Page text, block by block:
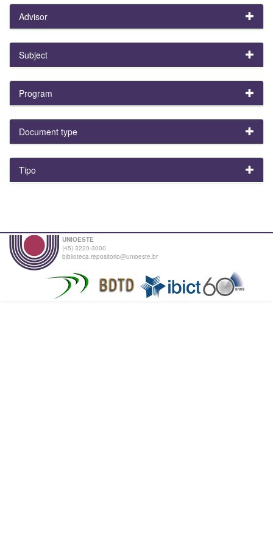
Advisor
Subject
Program
Document type
Tipo
UNIOESTE
(45) 3220-3000
biblioteca.repositorio@unioeste.br